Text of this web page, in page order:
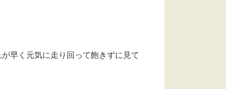
早く元気に走り回って飽きずに見て